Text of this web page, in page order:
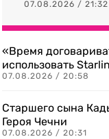
07.08.2026 / 21:32
«Время
использовать
07.08.2026 / 20:58
Старшего сына
Героя Чечни
07.08.2026 / 20:31